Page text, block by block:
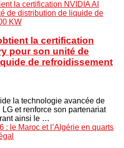
la certification
pour son unité de
de refroidissement
la technologie avancée de
et renforce son partenariat
ainsi le …